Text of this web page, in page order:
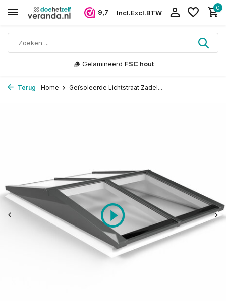
9,7 Incl.Excl.BTW
0
🪵 Gelamineerd FSC hout
Terug Home Geïsoleerde Lichtstraat Zadel...